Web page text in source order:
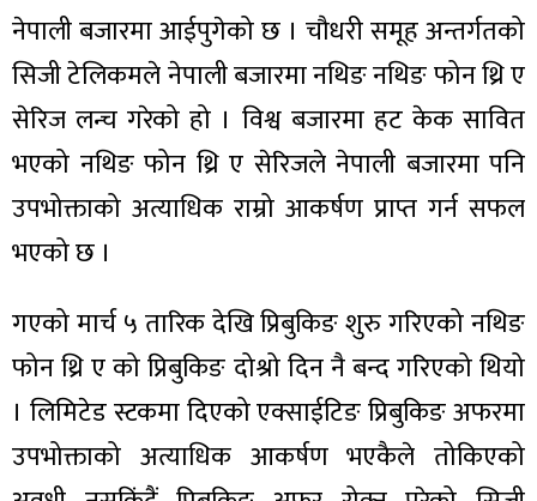
नेपाली बजारमा आईपुगेको छ । चौधरी समूह अन्तर्गतको
सिजी टेलिकमले नेपाली बजारमा नथिङ नथिङ फोन थ्रि ए
सेरिज लन्च गरेको हो । विश्व बजारमा हट केक सावित
भएको नथिङ फोन थ्रि ए सेरिजले नेपाली बजारमा पनि
उपभोक्ताको अत्याधिक राम्रो आकर्षण प्राप्त गर्न सफल
भएको छ ।
गएको मार्च ५ तारिक देखि प्रिबुकिङ शुरु गरिएको नथिङ
फोन थ्रि ए को प्रिबुकिङ दोश्रो दिन नै बन्द गरिएको थियो
। लिमिटेड स्टकमा दिएको एक्साईटिङ प्रिबुकिङ अफरमा
उपभोक्ताको अत्याधिक आकर्षण भएकैले तोकिएको